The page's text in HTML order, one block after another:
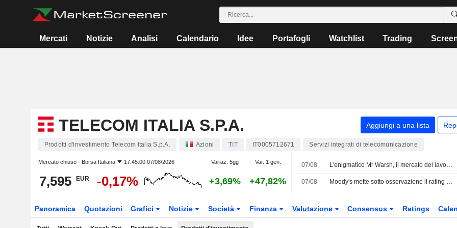
Mercati Notizie Analisi Calendario Idee Portafogli Watchlist Trading
TELECOM ITALIA S.P.A. Aggiungi a una lista
Prodotti d'investimento Telecom Italia S.p.A. Azioni TIT IT0005712671 Servizi integrati di telecomunicazione
Mercato chiuso - Borsa Italiana 17:45:00 07/08/2026 Variaz. 5gg Var. 1 gen.
7,595 EUR -0,17% +3,69% +47,82%
07/08 L'enigmatico Mr Warsh, il mercato del lavoro e i tassi d'interesse
07/08 Moody's mette sotto osservazione il rating di Telecom Italia per un possibile upgrade dopo l'approvazione dell'offerta di Poste Italiane
Panoramica Quotazioni Grafici Notizie Società Finanza Valutazione Consensus Ratings